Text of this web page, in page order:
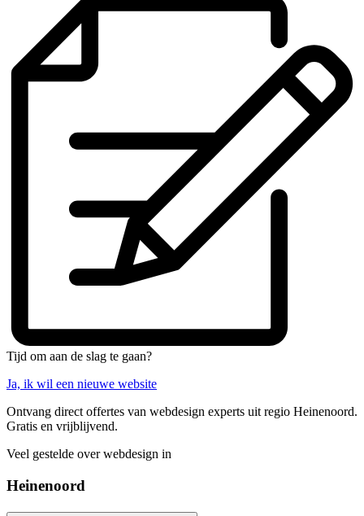
Tijd om aan de slag te gaan?
Ja, ik wil een nieuwe website
Ontvang direct offertes van webdesign experts uit regio Heinenoord.
Gratis en vrijblijvend.
Veel gestelde over webdesign in
Heinenoord